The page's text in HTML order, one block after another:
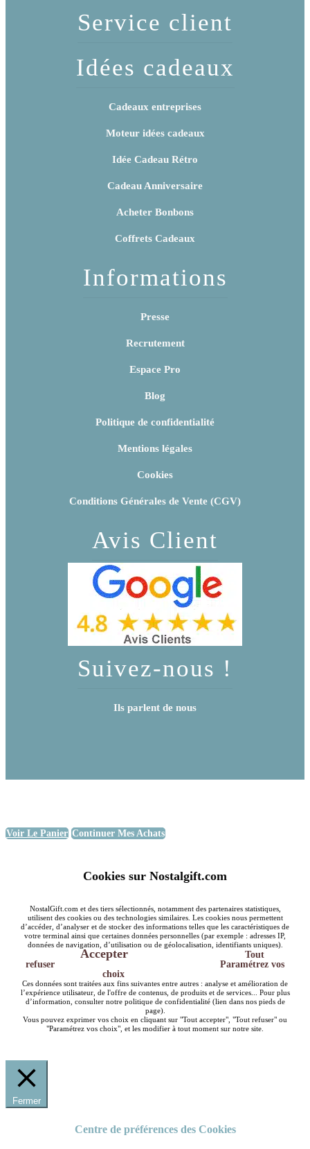
Service client
Idées cadeaux
Cadeaux entreprises
Moteur idées cadeaux
Idée Cadeau Rétro
Cadeau Anniversaire
Acheter Bonbons
Coffrets Cadeaux
Informations
Presse
Recrutement
Espace Pro
Blog
Politique de confidentialité
Mentions légales
Cookies
Conditions Générales de Vente (CGV)
Avis Client
Suivez-nous !
Ils parlent de nous
Voir Le Panier Continuer Mes Achats
Cookies sur Nostalgift.com
NostalGift.com et des tiers sélectionnés, notamment des partenaires statistiques,
utilisent des cookies ou des technologies similaires. Les cookies nous permettent
d’accéder, d’analyser et de stocker des informations telles que les caractéristiques de
votre terminal ainsi que certaines données personnelles (par exemple : adresses IP,
données de navigation, d’utilisation ou de géolocalisation, identifiants uniques).
Accepter
Tout
refuser
Paramétrez vos
choix
Ces données sont traitées aux fins suivantes entre autres : analyse et amélioration de
l’expérience utilisateur, de l'offre de contenus, de produits et de services... Pour plus
d’information, consulter notre politique de confidentialité (lien dans nos pieds de
page).
Vous pouvez exprimer vos choix en cliquant sur "Tout accepter", "Tout refuser" ou
"Paramétrez vos choix", et les modifier à tout moment sur notre site.
Fermer
Centre de préférences des Cookies